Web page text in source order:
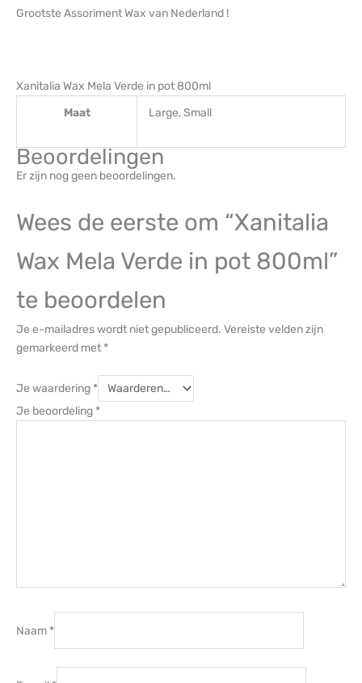
Grootste Assoriment Wax van Nederland !
Xanitalia Wax Mela Verde in pot 800ml
Maat
Large, Small
Beoordelingen
Er zijn nog geen beoordelingen.
Wees de eerste om “Xanitalia
Wax Mela Verde in pot 800ml”
te beoordelen
Je e-mailadres wordt niet gepubliceerd. Vereiste velden zijn
gemarkeerd met *
Je waardering *
Je beoordeling *
Naam *